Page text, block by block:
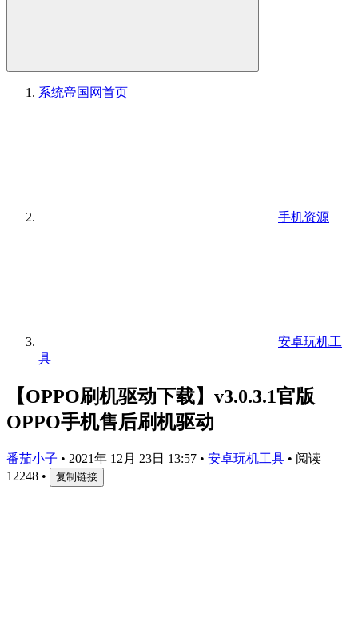
系统帝国网首页
手机资源
安卓玩机工
具
【OPPO刷机驱动下载】v3.0.3.1官版
OPPO手机售后刷机驱动
番茄小子 • 2021年 12月 23日 13:57 • 安卓玩机工具 • 阅读
12248 • 复制链接